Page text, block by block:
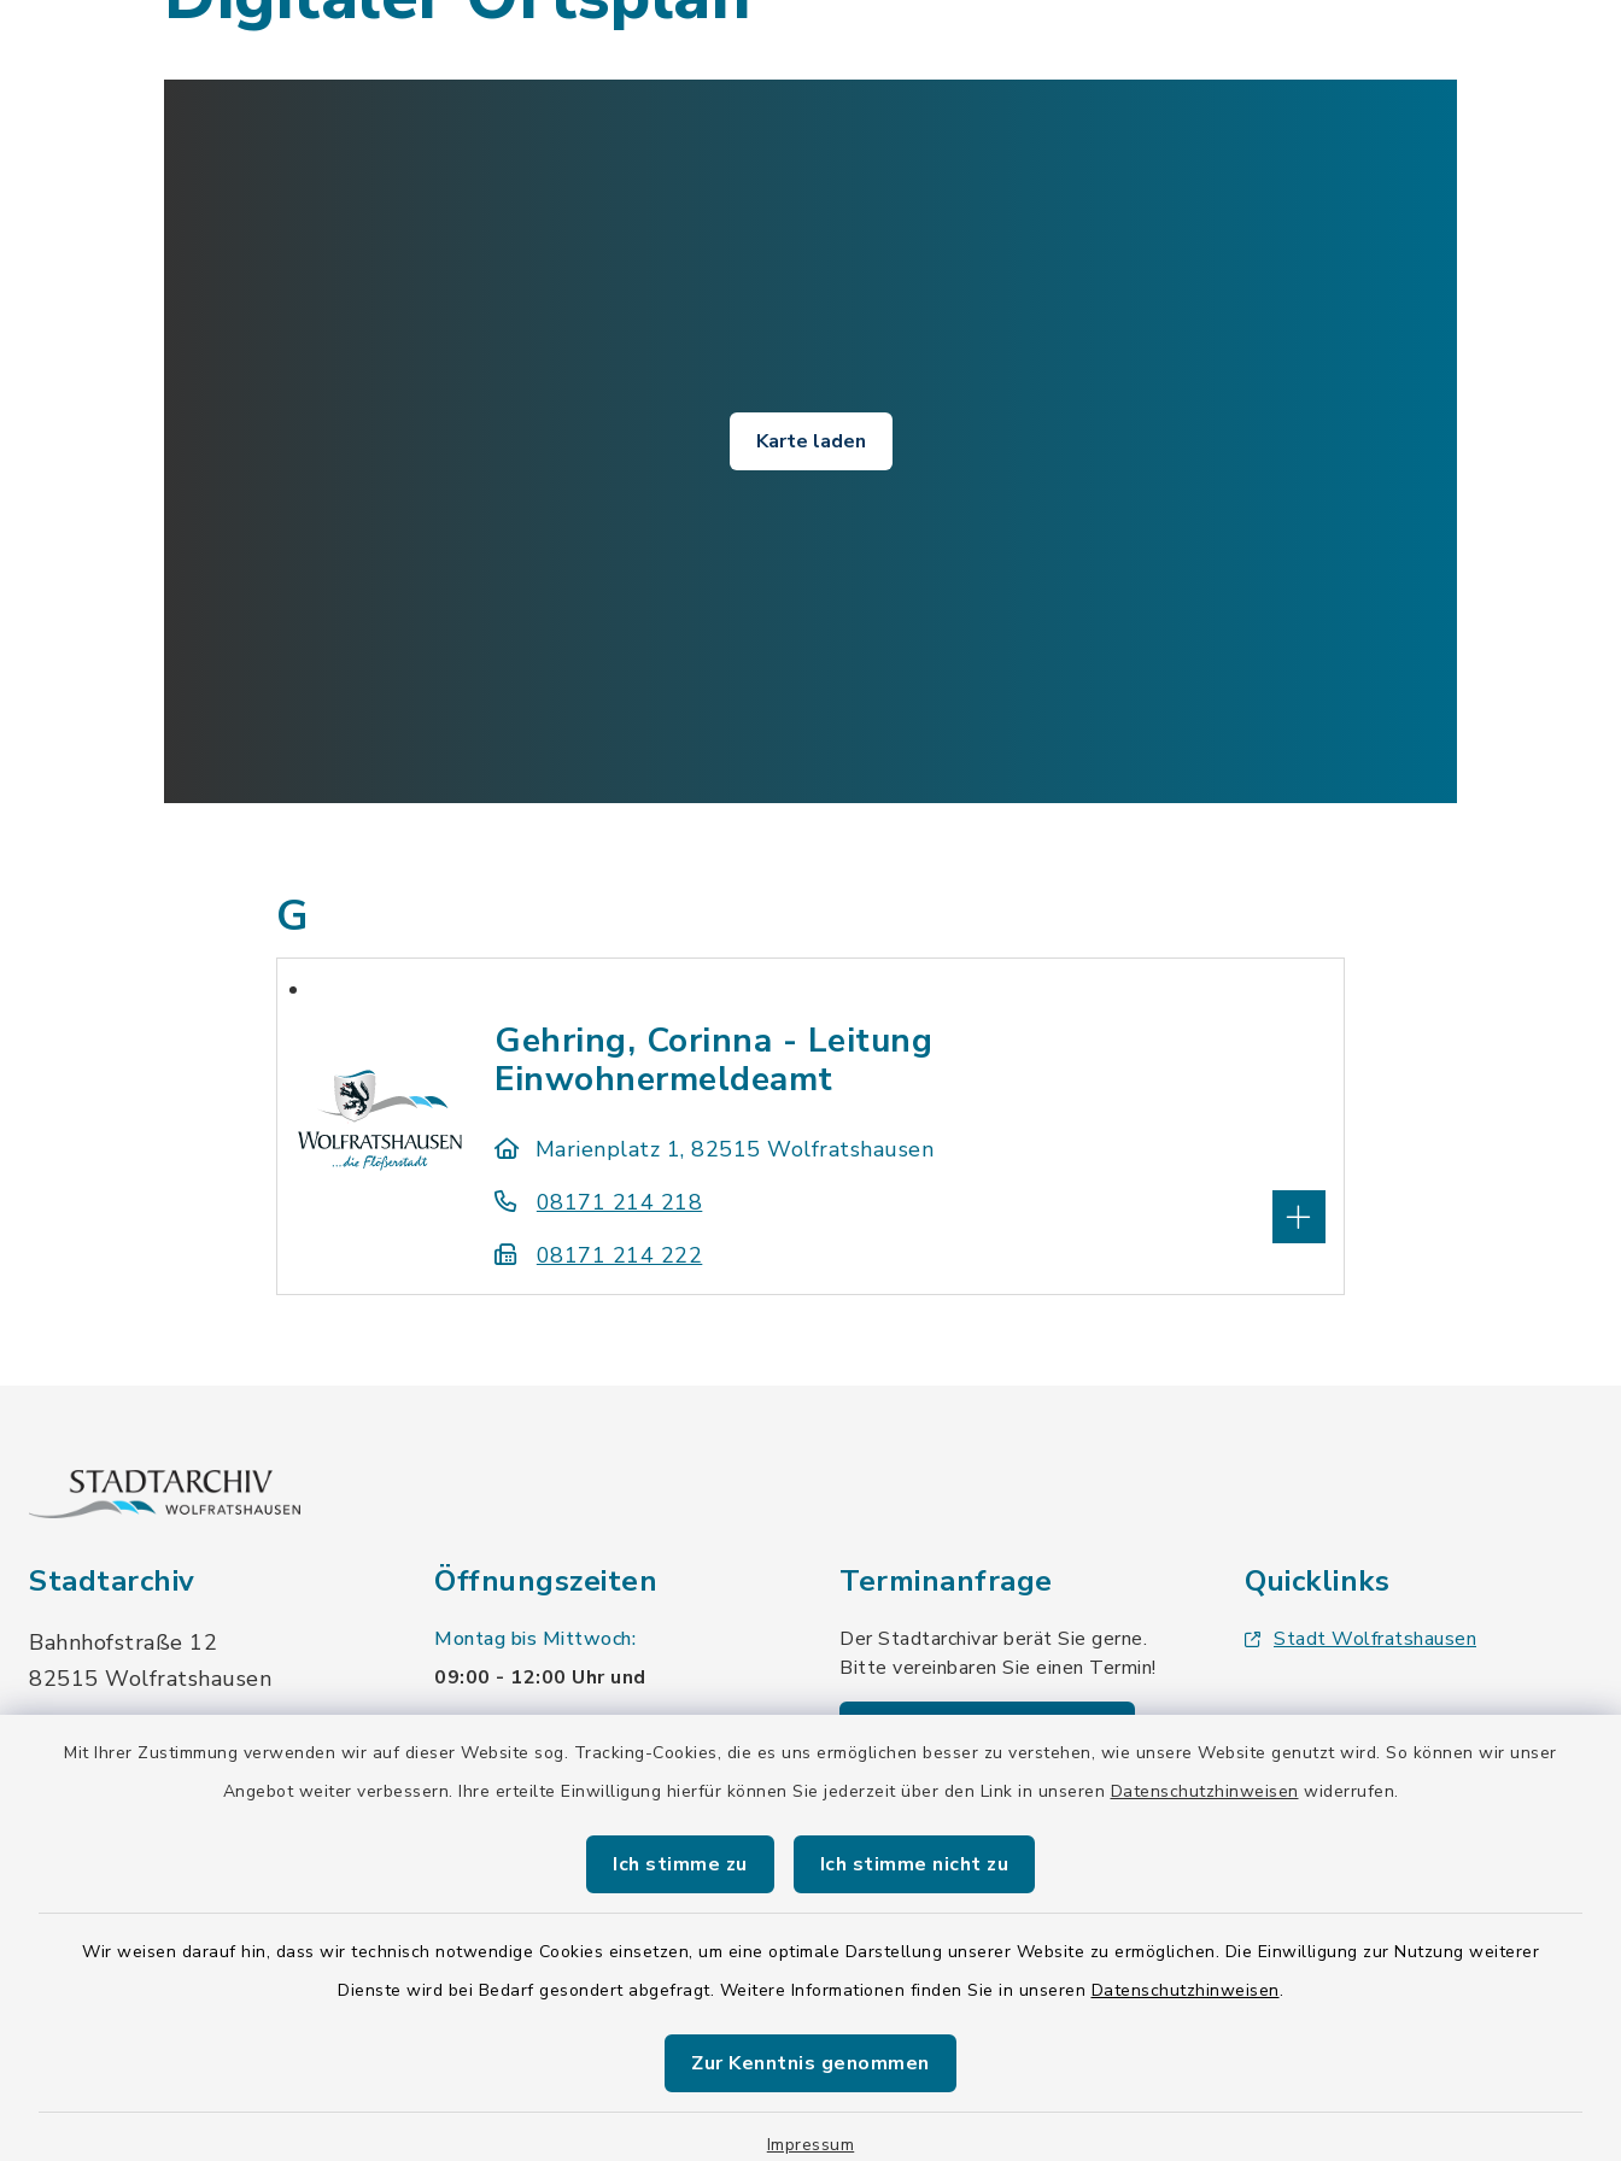
Mit Ihrer Zustimmung verwenden wir auf dieser Website sog. Tracking-Cookies, die es uns ermöglichen besser zu verstehen, wie unsere Website genutzt wird. So können wir unser
Angebot weiter verbessern. Ihre erteilte Einwilligung hierfür können Sie jederzeit über den Link in unseren Datenschutzhinweisen widerrufen.
Ich stimme zu Ich stimme nicht zu
Wir weisen darauf hin, dass wir technisch notwendige Cookies einsetzen, um eine optimale Darstellung unserer Website zu ermöglichen. Die Einwilligung zur Nutzung weiterer
Dienste wird bei Bedarf gesondert abgefragt. Weitere Informationen finden Sie in unseren Datenschutzhinweisen.
Zur Kenntnis genommen
Impressum
Karte laden
G
Gehring, Corinna - Leitung
Einwohnermeldeamt
Marienplatz 1, 82515 Wolfratshausen
08171 214 218
08171 214 222
Stadtarchiv
Bahnhofstraße 12
82515 Wolfratshausen
stadtarchiv@wolfratshausen.de
Öffnungszeiten
Montag bis Mittwoch:
09:00 - 12:00 Uhr und
Donnerstag:
geschlossen
Terminanfrage
Der Stadtarchivar berät Sie gerne.
Bitte vereinbaren Sie einen Termin!
Quicklinks
Stadt Wolfratshausen
ISIS 12 Sitemap